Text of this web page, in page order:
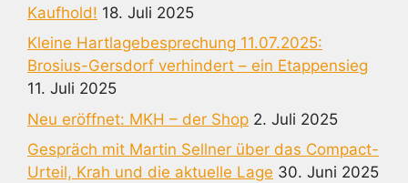
Kaufhold! 18. Juli 2025
Kleine Hartlagebesprechung 11.07.2025:
Brosius-Gersdorf verhindert – ein Etappensieg
11. Juli 2025
Neu eröffnet: MKH – der Shop 2. Juli 2025
Gespräch mit Martin Sellner über das Compact-
Urteil, Krah und die aktuelle Lage 30. Juni 2025